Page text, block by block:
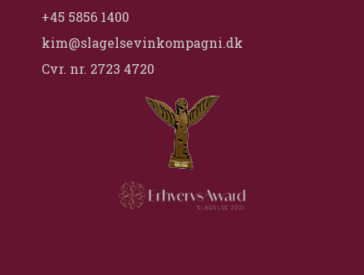
+45 5856 1400
kim@slagelsevinkompagni.dk
Cvr. nr. 2723 4720